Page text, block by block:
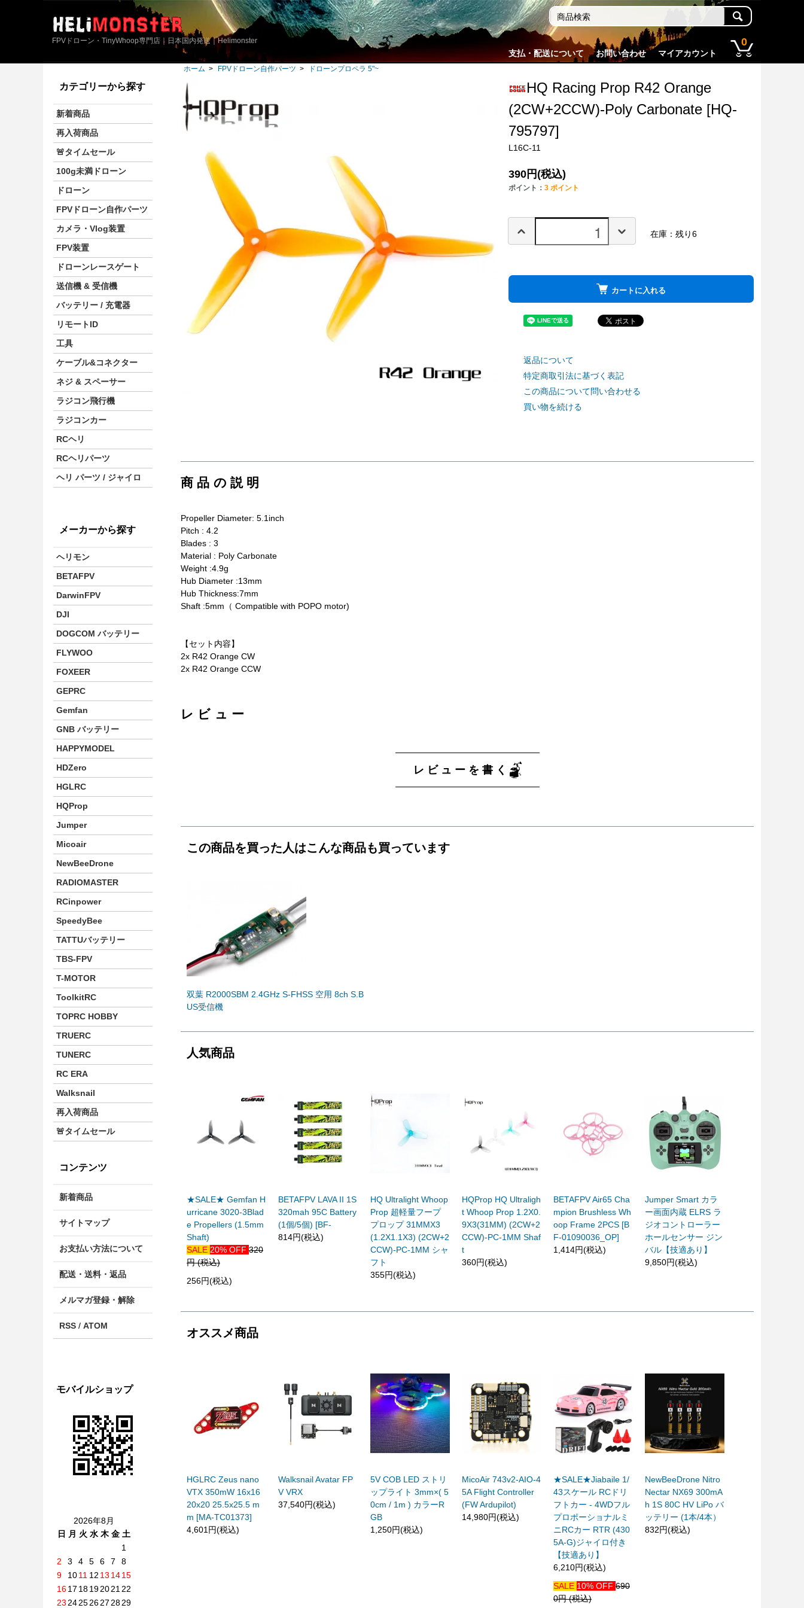
FPVドローン・TinyWhoop専門店｜日本国内発送｜Helimonster
支払・配送について お問い合わせ マイアカウント
0
ホーム > FPVドローン自作パーツ > ドローンプロペラ 5"~
HQ Racing Prop R42 Orange
(2CW+2CCW)-Poly Carbonate [HQ-
795797]
L16C-11
390円(税込)
ポイント： 3 ポイント
在庫：残り6
カートに入れる
返品について
特定商取引法に基づく表記
この商品について問い合わせる
買い物を続ける
商品の説明
Propeller Diameter: 5.1inch
Pitch : 4.2
Blades : 3
Material : Poly Carbonate
Weight :4.9g
Hub Diameter :13mm
Hub Thickness:7mm
Shaft :5mm（ Compatible with POPO motor)
【セット内容】
2x R42 Orange CW
2x R42 Orange CCW
レビュー
レビューを書く
この商品を買った人はこんな商品も買っています
双葉 R2000SBM 2.4GHz S-FHSS 空用 8ch S.B
US受信機
人気商品
★SALE★ Gemfan H
urricane 3020-3Blad
e Propellers (1.5mm
Shaft)
SALE 20% OFF 320
円 (税込)
256円(税込)
BETAFPV LAVA II 1S
320mah 95C Battery
(1個/5個) [BF-
814円(税込)
HQ Ultralight Whoop
Prop 超軽量フープ
プロップ 31MMX3
(1.2X1.1X3) (2CW+2
CCW)-PC-1MM シャ
フト
355円(税込)
HQProp HQ Ultraligh
t Whoop Prop 1.2X0.
9X3(31MM) (2CW+2
CCW)-PC-1MM Shaf
t
360円(税込)
BETAFPV Air65 Cha
mpion Brushless Wh
oop Frame 2PCS [B
F-01090036_OP]
1,414円(税込)
Jumper Smart カラ
ー画面内蔵 ELRS ラ
ジオコントローラー
ホールセンサー ジン
バル【技適あり】
9,850円(税込)
オススメ商品
HGLRC Zeus nano
VTX 350mW 16x16
20x20 25.5x25.5 m
m [MA-TC01373]
4,601円(税込)
Walksnail Avatar FP
V VRX
37,540円(税込)
5V COB LED ストリ
ップライト 3mm×( 5
0cm / 1m ) カラーR
GB
1,250円(税込)
MicoAir 743v2-AIO-4
5A Flight Controller
(FW Ardupilot)
14,980円(税込)
★SALE★Jiabaile 1/
43スケール RCドリ
フトカー - 4WDフル
プロポーショナルミ
ニRCカー RTR (430
5A-G)ジャイロ付き
【技適あり】
6,210円(税込)
SALE 10% OFF690
0円 (税込)
NewBeeDrone Nitro
Nectar NX69 300mA
h 1S 80C HV LiPo バ
ッテリー (1本/4本）
832円(税込)
カテゴリーから探す
新着商品
再入荷商品
🚨タイムセール
100g未満ドローン
ドローン
FPVドローン自作パーツ
カメラ・Vlog装置
FPV装置
ドローンレースゲート
送信機 & 受信機
バッテリー / 充電器
リモートID
工具
ケーブル&コネクター
ネジ & スペーサー
ラジコン飛行機
ラジコンカー
RCヘリ
RCヘリパーツ
ヘリ パーツ / ジャイロ
メーカーから探す
ヘリモン
BETAFPV
DarwinFPV
DJI
DOGCOM バッテリー
FLYWOO
FOXEER
GEPRC
Gemfan
GNB バッテリー
HAPPYMODEL
HDZero
HGLRC
HQProp
Jumper
Micoair
NewBeeDrone
RADIOMASTER
RCinpower
SpeedyBee
TATTUバッテリー
TBS-FPV
T-MOTOR
ToolkitRC
TOPRC HOBBY
TRUERC
TUNERC
RC ERA
Walksnail
再入荷商品
🚨タイムセール
コンテンツ
新着商品
サイトマップ
お支払い方法について
配送・送料・返品
メルマガ登録・解除
RSS / ATOM
モバイルショップ
2026年8月
日
月 火 水 木 金 土
1
2
3 4 5 6 7
8
9
1011 12 13 1415
1617 18192021 22
23 24252627 2829